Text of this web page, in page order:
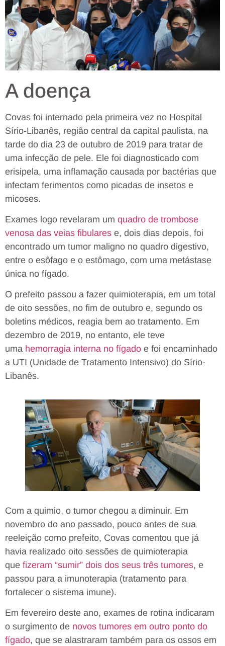
A doença
Covas foi internado pela primeira vez no Hospital
Sírio-Libanês, região central da capital paulista, na
tarde do dia 23 de outubro de 2019 para tratar de
uma infecção de pele. Ele foi diagnosticado com
erisipela, uma inflamação causada por bactérias que
infectam ferimentos como picadas de insetos e
micoses.
Exames logo revelaram um quadro de trombose
venosa das veias fibulares e, dois dias depois, foi
encontrado um tumor maligno no quadro digestivo,
entre o esôfago e o estômago, com uma metástase
única no fígado.
O prefeito passou a fazer quimioterapia, em um total
de oito sessões, no fim de outubro e, segundo os
boletins médicos, reagia bem ao tratamento. Em
dezembro de 2019, no entanto, ele teve
uma hemorragia interna no fígado e foi encaminhado
a UTI (Unidade de Tratamento Intensivo) do Sírio-
Libanês.
Com a quimio, o tumor chegou a diminuir. Em
novembro do ano passado, pouco antes de sua
reeleição como prefeito, Covas comentou que já
havia realizado oito sessões de quimioterapia
que fizeram “sumir” dois dos seus três tumores, e
passou para a imunoterapia (tratamento para
fortalecer o sistema imune).
Em fevereiro deste ano, exames de rotina indicaram
o surgimento de novos tumores em outro ponto do
fígado, que se alastraram também para os ossos em